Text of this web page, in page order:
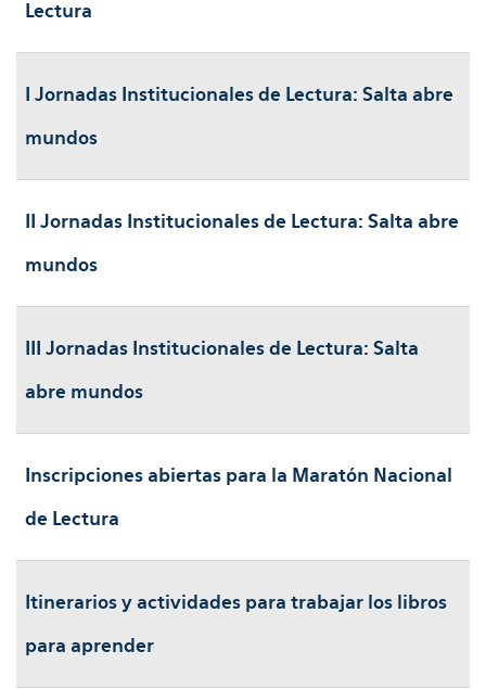
Lectura
I Jornadas Institucionales de Lectura: Salta abre
mundos
II Jornadas Institucionales de Lectura: Salta abre
mundos
III Jornadas Institucionales de Lectura: Salta
abre mundos
Inscripciones abiertas para la Maratón Nacional
de Lectura
Itinerarios y actividades para trabajar los libros
para aprender